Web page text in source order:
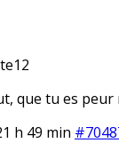
que tu es
h 49 min